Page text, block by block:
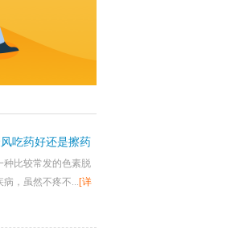
吃药好还是擦药
种比较常发的色素脱
病，虽然不疼不...[详